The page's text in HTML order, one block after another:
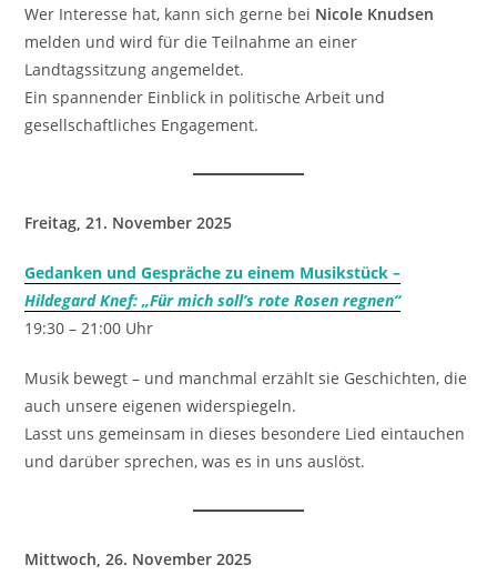
Wer Interesse hat, kann sich gerne bei Nicole Knudsen
melden und wird für die Teilnahme an einer
Landtagssitzung angemeldet.
Ein spannender Einblick in politische Arbeit und
gesellschaftliches Engagement.
Freitag, 21. November 2025
Gedanken und Gespräche zu einem Musikstück –
Hildegard Knef: „Für mich soll’s rote Rosen regnen“
19:30 – 21:00 Uhr
Musik bewegt – und manchmal erzählt sie Geschichten, die
auch unsere eigenen widerspiegeln.
Lasst uns gemeinsam in dieses besondere Lied eintauchen
und darüber sprechen, was es in uns auslöst.
Mittwoch, 26. November 2025